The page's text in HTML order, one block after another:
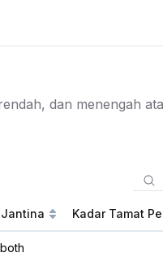
dan menengah
Jantina Kadar Tamat
both